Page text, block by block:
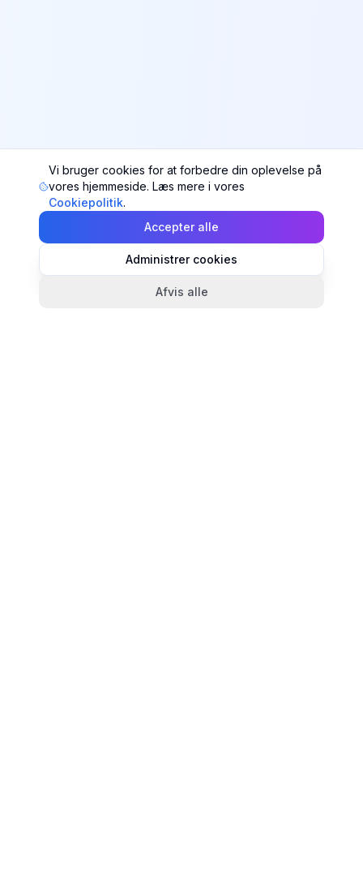
Vi bruger cookies for at forbedre din oplevelse på
vores hjemmeside. Læs mere i vores
Cookiepolitik.
Accepter alle
Administrer cookies
Afvis alle